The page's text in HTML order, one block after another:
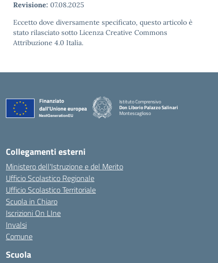
Revisione: 07.08.2025
Eccetto dove diversamente specificato, questo articolo è
stato rilasciato sotto Licenza Creative Commons
Attribuzione 4.0 Italia.
Istituto Comprensivo
Don Liborio Palazzo Salinari
Montescaglioso
Collegamenti esterni
Ministero dell'Istruzione e del Merito
Ufficio Scolastico Regionale
Ufficio Scolastico Territoriale
Scuola in Chiaro
Iscrizioni On LIne
Invalsi
Comune
Scuola